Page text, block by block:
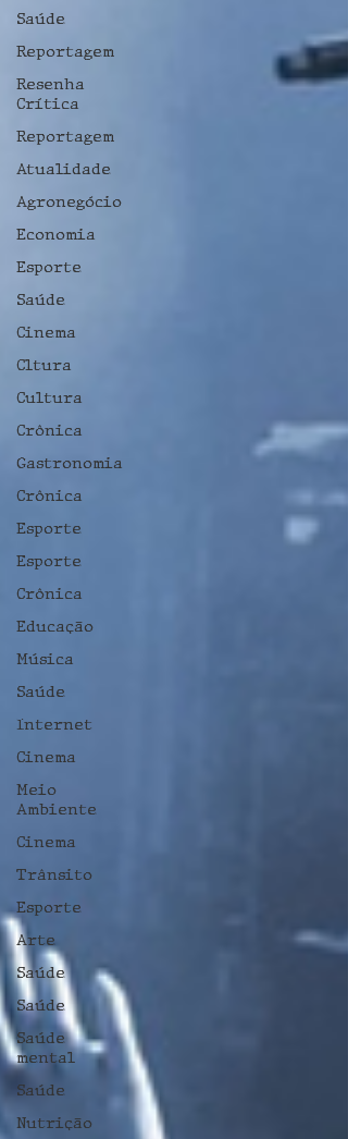
Saúde
Reportagem
Resenha
Crítica
Reportagem
Atualidade
Agronegócio
Economia
Esporte
Saúde
Cinema
Cltura
Cultura
Crônica
Gastronomia
Crônica
Esporte
Esporte
Crônica
Educação
Música
Saúde
Internet
Cinema
Meio
Ambiente
Cinema
Trânsito
Esporte
Arte
Saúde
Saúde
Saúde
mental
Saúde
Nutrição